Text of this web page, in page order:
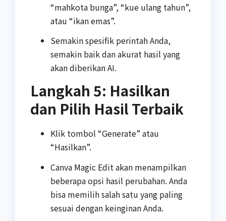
“mahkota bunga”, “kue ulang tahun”,
atau “ikan emas”.
Semakin spesifik perintah Anda,
semakin baik dan akurat hasil yang
akan diberikan AI.
Langkah 5: Hasilkan
dan Pilih Hasil Terbaik
Klik tombol “Generate” atau
“Hasilkan”.
Canva Magic Edit akan menampilkan
beberapa opsi hasil perubahan. Anda
bisa memilih salah satu yang paling
sesuai dengan keinginan Anda.